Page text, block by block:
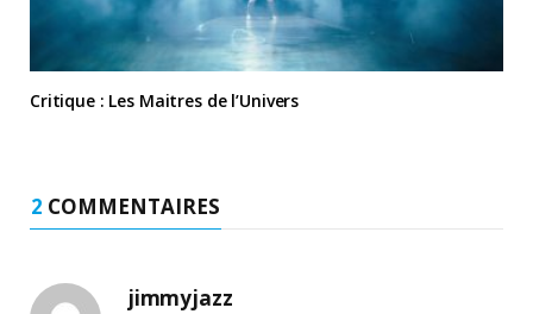
Critique : Les Maitres de l’Univers
2 COMMENTAIRES
jimmyjazz